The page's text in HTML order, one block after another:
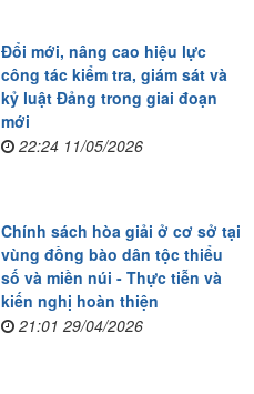
Đổi mới, nâng cao hiệu lực
công tác kiểm tra, giám sát và
kỷ luật Đảng trong giai đoạn
mới
22:24 11/05/2026
Chính sách hòa giải ở cơ sở tại
vùng đồng bào dân tộc thiểu
số và miền núi - Thực tiễn và
kiến nghị hoàn thiện
21:01 29/04/2026